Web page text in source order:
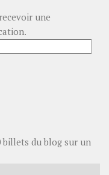
une
billets du blog sur un